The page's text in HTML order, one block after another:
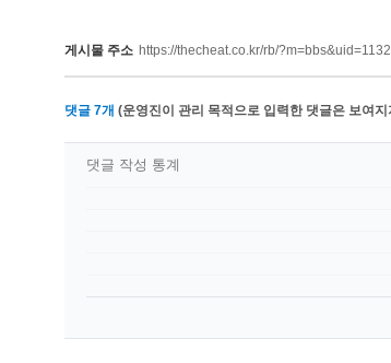
게시물 주소 https://thecheat.co.kr/rb/
댓글 7개 (운영진이 관리 목적으로 입력한 댓글은 보여
댓글 작성 통계